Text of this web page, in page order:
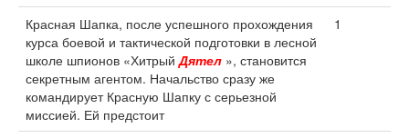
Красная Шапка, после успешного прохождения
курса боевой и тактической подготовки в лесной
школе шпионов «ХитрыйДятел », становится
секретным агентом. Начальство сразу же
командирует Красную Шапку с серьезной
миссией. Ей предстоит
1